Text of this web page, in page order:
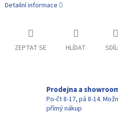
Detailní informace
ZEPTAT SE HLÍDAT
Prodejna a
Po-čt 8-17, pá 8-14.
přímý nákup